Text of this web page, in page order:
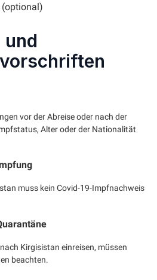
(optional)
vor der Abreise oder nach der
Alter oder der Nationalität
muss kein Covid-19-Impfnachweis
Kirgisistan einreisen, müssen
beachten.